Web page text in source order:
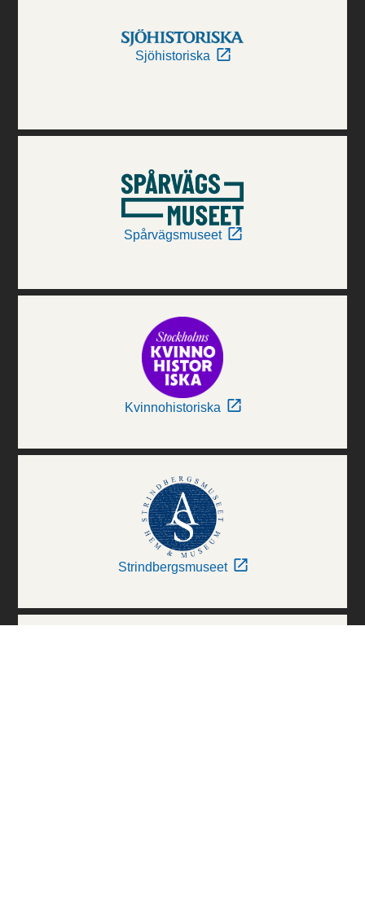
Sjöhistoriska
Spårvägsmuseet
Kvinnohistoriska
Strindbergsmuseet